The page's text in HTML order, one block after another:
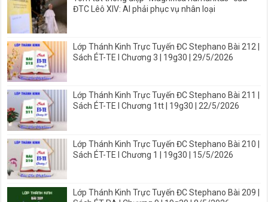
ĐTC Lêô XIV: AI phải phục vụ nhân loại
Lớp Thánh Kinh Trực Tuyến ĐC Stephano Bài 212 |
Sách ÉT-TE I Chương 3 | 19g30 | 29/5/2026
Lớp Thánh Kinh Trực Tuyến ĐC Stephano Bài 211 |
Sách ÉT-TE I Chương 1tt | 19g30 | 22/5/2026
Lớp Thánh Kinh Trực Tuyến ĐC Stephano Bài 210 |
Sách ÉT-TE I Chương 1 | 19g30 | 15/5/2026
Lớp Thánh Kinh Trực Tuyến ĐC Stephano Bài 209 |